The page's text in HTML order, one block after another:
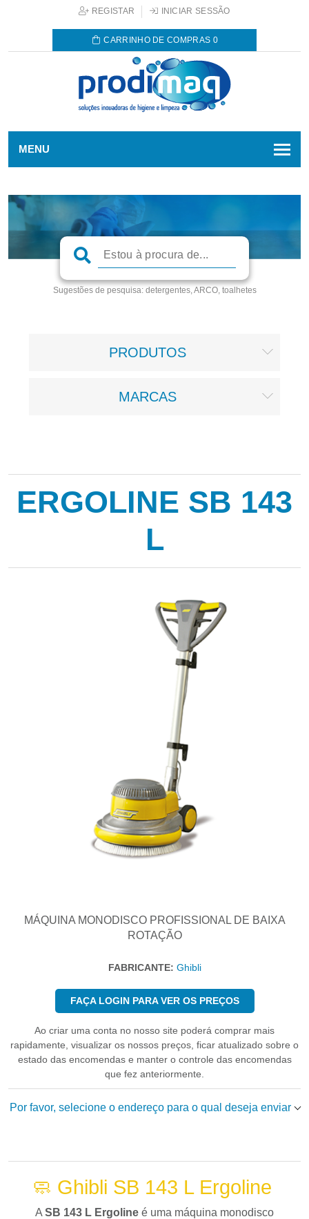
REGISTAR INICIAR SESSÃO
CARRINHO DE COMPRAS 0
MENU
Sugestões de pesquisa:detergentes, ARCO, toalhetes
PRODUTOS
MARCAS
ERGOLINE SB 143
L
MÁQUINA MONODISCO PROFISSIONAL DE BAIXA
ROTAÇÃO
FABRICANTE: Ghibli
FAÇA LOGIN PARA VER OS PREÇOS
Ao criar uma conta no nosso site poderá comprar mais
rapidamente, visualizar os nossos preços, ficar atualizado sobre o
estado das encomendas e manter o controle das encomendas
que fez anteriormente.
Por favor, selecione o endereço para o qual deseja enviar
🧼 Ghibli SB 143 L Ergoline
A SB 143 L Ergoline é uma máquina monodisco